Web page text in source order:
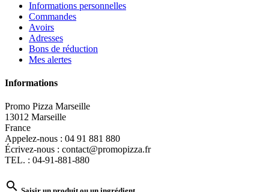
Informations personnelles
Commandes
Avoirs
Adresses
Bons de réduction
Mes alertes
Informations
Promo Pizza Marseille
13012 Marseille
France
Appelez-nous : 04 91 881 880
Écrivez-nous : contact@promopizza.fr
TEL. : 04-91-881-880
